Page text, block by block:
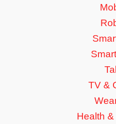
TV &
Health